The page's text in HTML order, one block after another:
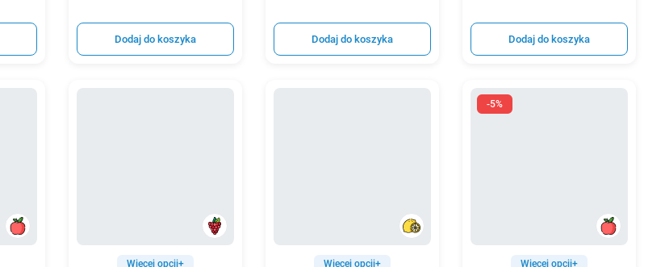
Dodaj do koszyka Dodaj do koszyka Dodaj do koszyka
Więcej opcji+ Więcej opcji+
-5%
Więcej opcji+